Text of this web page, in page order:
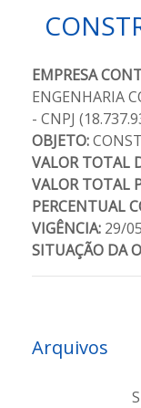
EMPRESA
ENGENHARIA
- CNPJ
OBJETO:
VALOR TOTAL
VALOR TOTAL
PERCENTUAL
VIGÊNCIA: 29/
SITUAÇÃO DA
Arquivos